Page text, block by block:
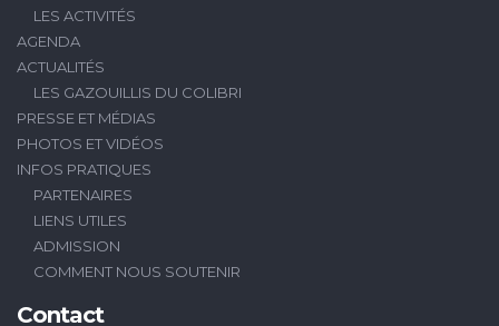
LES ACTIVITÉS
AGENDA
ACTUALITÉS
LES GAZOUILLIS DU COLIBRI
PRESSE ET MÉDIAS
PHOTOS ET VIDÉOS
INFOS PRATIQUES
PARTENAIRES
LIENS UTILES
ADMISSION
COMMENT NOUS SOUTENIR
Contact